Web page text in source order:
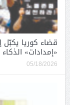
قضاء كوريا
«إمدادات»
05/18/2026